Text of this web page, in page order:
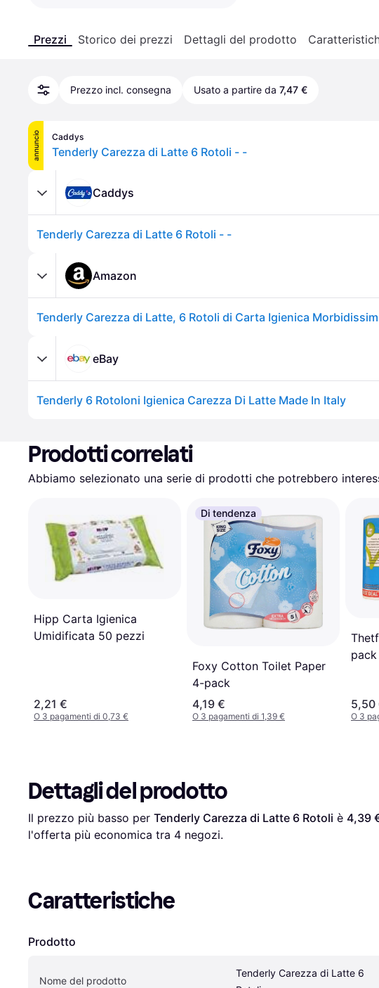
Prezzi Storico dei prezzi Dettagli del prodotto
Prezzo incl. consegna Usato a partire da 7,47 €
annuncio Caddys
Tenderly Carezza di Latte 6 Rotoli - -
Caddys
Tenderly Carezza di Latte 6 Rotoli - -
Amazon
eBay
Tenderly 6 Rotoloni Igienica Carezza Di Latte Made In Italy
Prodotti correlati
Abbiamo selezionato una serie di prodotti che potrebbero
Hipp Carta Igienica
Umidificata 50 pezzi
2,21 €
O 3 pagamenti di 0,73 €
Di tendenza
Foxy Cotton Toilet Paper
4-pack
4,19 €
O 3 pagamenti di 1,39 €
pack
5,50
O 3
Dettagli del prodotto
Il prezzo più basso per Tenderly Carezza di Latte 6 Rotoli è 4,39
l'offerta più economica tra 4 negozi.
Caratteristiche
Prodotto
Nome del prodotto
Tenderly Carezza di Latte 6